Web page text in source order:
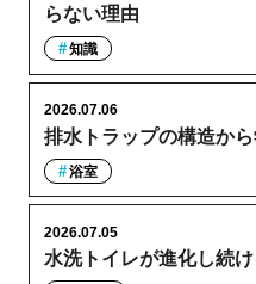
らない理由
知識
排水トラップの構造か
2026.07.06
浴室
水洗トイレが進化し続
2026.07.05